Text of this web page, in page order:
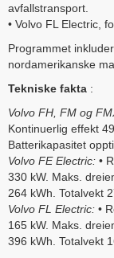
avfallstransport.
• Volvo FL Electric,
Programmet
nordamerikanske
Tekniske fakta :
Volvo FH, FM og
Kontinuerlig effekt
Batterikapasitet
Volvo FE Electric: •
330 kW. Maks.
264 kWh. Totalvekt
Volvo FL Electric: •
165 kW. Maks.
396 kWh. Totalvekt